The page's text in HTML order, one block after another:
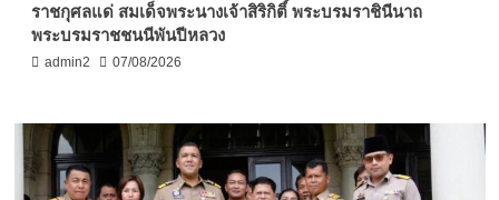
ราชกุศลแด่ สมเด็จพระนางเจ้าสิริกิติ์ พระบรมราชินีนาถ
พระบรมราชชนนีพันปีหลวง
admin2 07/08/2026